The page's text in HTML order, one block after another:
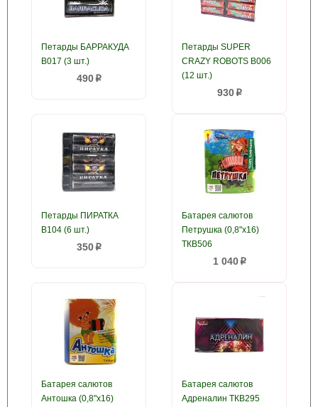
Петарды БАРРАКУДА
B017 (3 шт.)
490p
Петарды SUPER
CRAZY ROBOTS B006
(12 шт.)
930p
Петарды ПИРАТКА
B104 (6 шт.)
350p
Батарея салютов
Петрушка (0,8"х16)
ТКВ506
1 040p
Батарея салютов
Антошка (0,8"х16)
Батарея салютов
Адреналин ТКВ295